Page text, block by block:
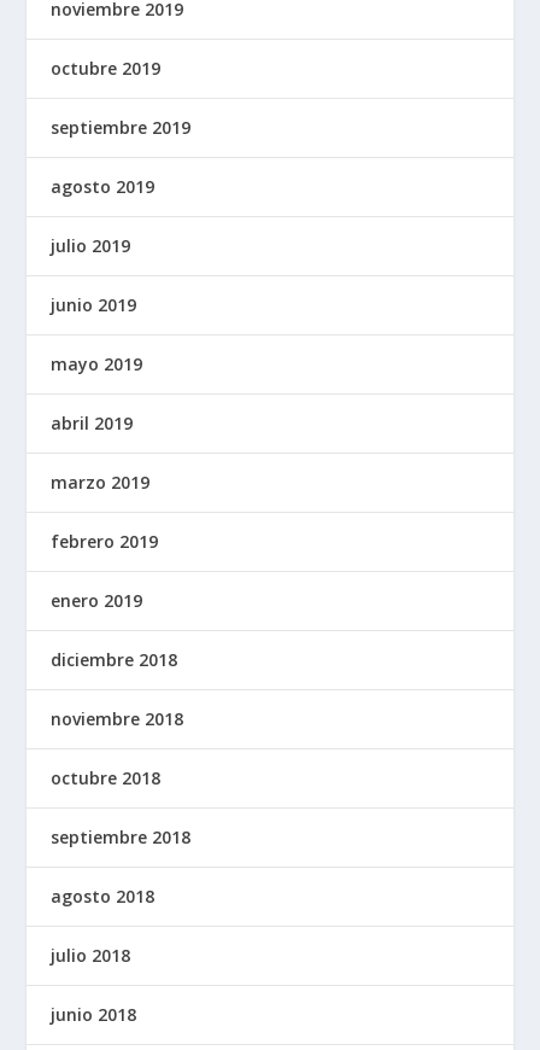
noviembre 2019
octubre 2019
septiembre 2019
agosto 2019
julio 2019
junio 2019
mayo 2019
abril 2019
marzo 2019
febrero 2019
enero 2019
diciembre 2018
noviembre 2018
octubre 2018
septiembre 2018
agosto 2018
julio 2018
junio 2018